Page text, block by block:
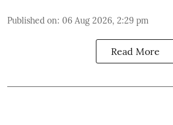
Published on: 06 Aug 2026, 2:29 pm
Read More